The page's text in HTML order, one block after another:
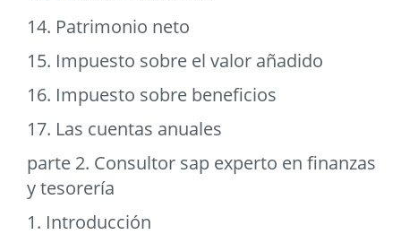
14. Patrimonio neto
15. Impuesto sobre el valor añadido
16. Impuesto sobre beneficios
17. Las cuentas anuales
parte 2. Consultor sap experto en finanzas
y tesorería
1. Introducción